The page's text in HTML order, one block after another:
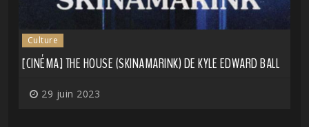
Culture
[CINÉMA] THE HOUSE (SKINAMARINK) DE KYLE EDWARD BALL
29 juin 2023